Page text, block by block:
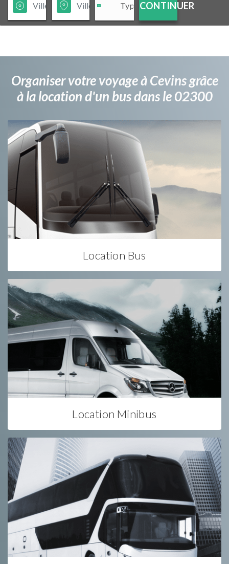
CONTINUER
Organiser votre voyage à Cevins grâce
à la location d'un bus dans le 02300
Location Bus
Location Minibus